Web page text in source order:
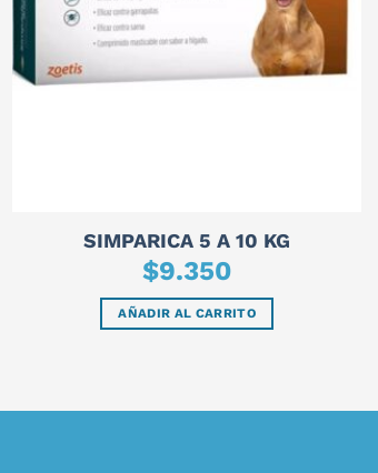
SIMPARICA 5 A 10 KG
$9.350
AÑADIR AL CARRITO